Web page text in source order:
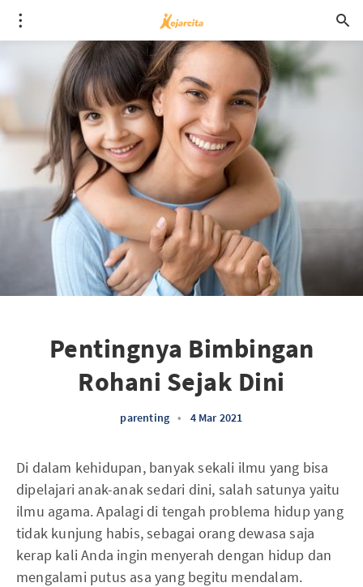
Pentingnya Bimbingan
Rohani Sejak Dini
parenting • 4 Mar 2021
Di dalam kehidupan, banyak sekali ilmu yang bisa
dipelajari anak-anak sedari dini, salah satunya yaitu
ilmu agama. Apalagi di tengah problema hidup yang
tidak kunjung habis, sebagai orang dewasa saja
kerap kali Anda ingin menyerah dengan hidup dan
mengalami putus asa yang begitu mendalam.